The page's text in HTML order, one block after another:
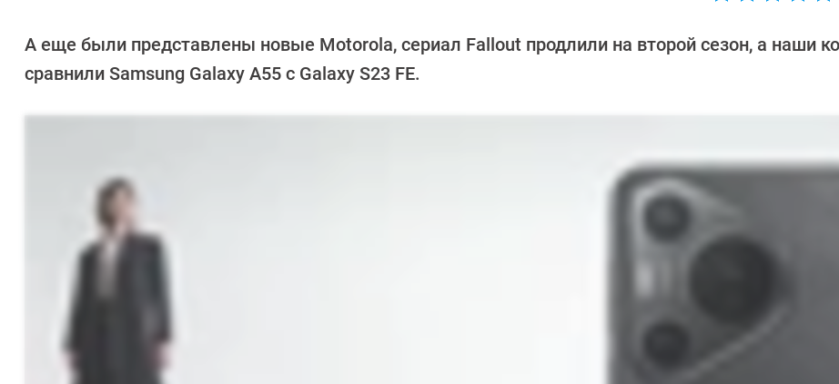
Калашников
А еще были представлены новые Motorola, сериал Fallout продлили на второй сезон, а наши
сравнили Samsung Galaxy A55 с Galaxy S23 FE.